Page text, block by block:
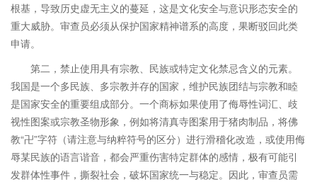
根基，导致历史虚无主义的蔓延，这是文化安全与意识形态安全的
重大威胁。审查员必须从保护国家精神谱系的高度，果断驳回此类
申请。
第二，禁止使用具有宗教、民族或特定文化禁忌含义的元素。
我国是一个多民族、多宗教并存的国家，维护民族团结与宗教和睦
是国家安全的重要组成部分。一个商标如果使用了侮辱性词汇、歧
视性图案或宗教圣物形象，例如将清真寺图案用于猪肉制品，将佛
教“卍”字符（请注意与纳粹符号的区分）进行滑稽化改造，或使用侮
辱某民族的语言谐音，都会严重伤害特定群体的感情，极有可能引
发群体性事件，撕裂社会，破坏国家统一与稳定。因此，审查员需